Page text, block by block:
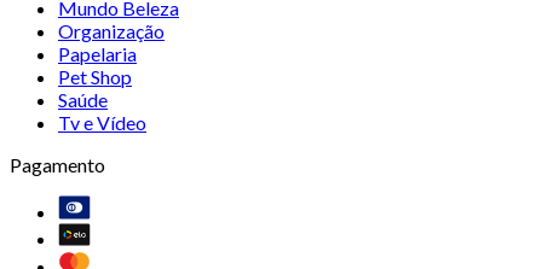
Mundo Beleza
Organização
Papelaria
Pet Shop
Saúde
Tv e Vídeo
Pagamento